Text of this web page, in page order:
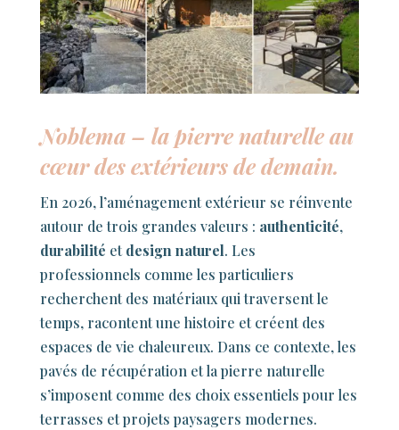
Noblema – la pierre naturelle au
cœur des extérieurs de demain.
En 2026, l’aménagement extérieur se réinvente
autour de trois grandes valeurs : authenticité,
durabilité etdesign naturel. Les
professionnels comme les particuliers
recherchent des matériaux qui traversent le
temps, racontent une histoire et créent des
espaces de vie chaleureux. Dans ce contexte, les
pavés de récupération et la pierre naturelle
s’imposent comme des choix essentiels pour les
terrasses et projets paysagers modernes.